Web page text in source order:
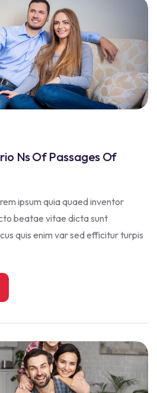
Ns Of Passages Of
ipsum quia quaed inventor
beatae vitae dicta sunt
quis enim var sed efficitur turpis